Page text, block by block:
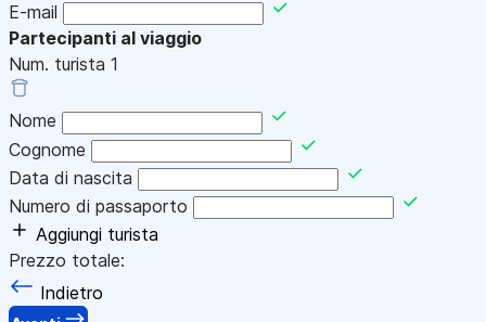
E-mail
Partecipanti al viaggio
Num. turista 1
Nome
Cognome
Data di nascita
Numero di passaporto
Aggiungi turista
Prezzo totale:
Indietro